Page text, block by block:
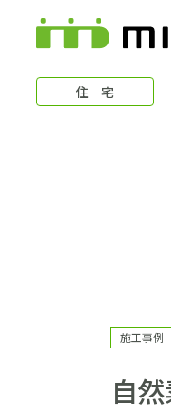
住 宅
施工事例
自